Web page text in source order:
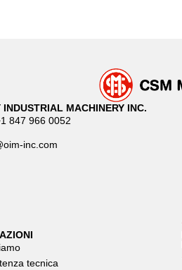
MACHINERY INC.
847 966 0052
inc.com
tecnica